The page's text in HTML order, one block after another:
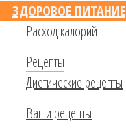
ЗДОРОВОЕ ПИТАНИЕ
Расход калорий
Рецепты
Диетические рецепты
Ваши рецепты